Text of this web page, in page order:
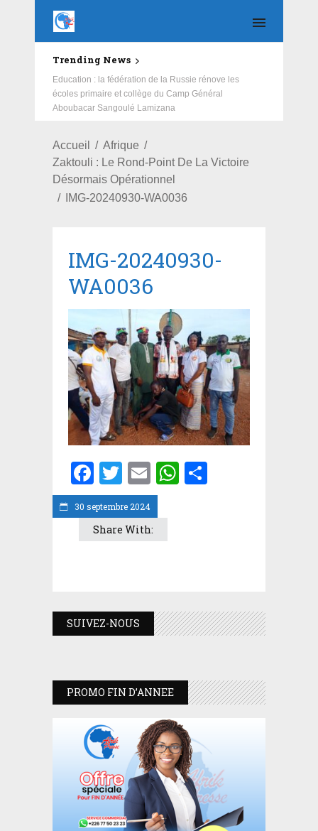
Trending News
Education : la fédération de la Russie rénove les
écoles primaire et collège du Camp Général
Aboubacar Sangoulé Lamizana
Accueil
Afrique
Zaktouli : Le Rond-Point De La Victoire
Désormais Opérationnel
IMG-20240930-WA0036
30 septembre 2024
IMG-20240930-
WA0036
Facebook
Twitter
EmailWhatsApp
Share With:
SUIVEZ-NOUS
PROMO FIN D’ANNEE